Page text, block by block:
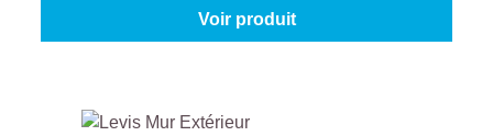
Voir produit